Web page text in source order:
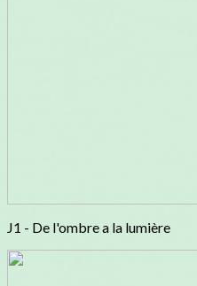
J1 - De l'ombre a la lumière